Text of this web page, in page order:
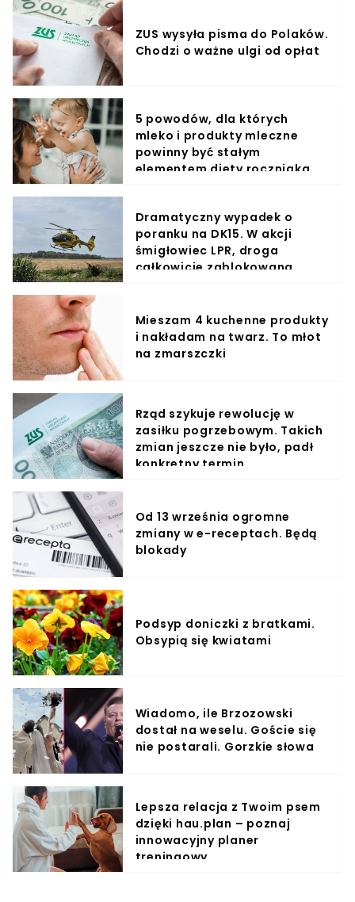
ZUS wysyła pisma do Polaków.
Chodzi o ważne ulgi od opłat
5 powodów, dla których
mleko i produkty mleczne
powinny być stałym
elementem diety roczniaka
Dramatyczny wypadek o
poranku na DK15. W akcji
śmigłowiec LPR, droga
całkowicie zablokowana
Mieszam 4 kuchenne produkty
i nakładam na twarz. To młot
na zmarszczki
Rząd szykuje rewolucję w
zasiłku pogrzebowym. Takich
zmian jeszcze nie było, padł
konkretny termin
Od 13 września ogromne
zmiany w e-receptach. Będą
blokady
Podsyp doniczki z bratkami.
Obsypią się kwiatami
Wiadomo, ile Brzozowski
dostał na weselu. Goście się
nie postarali. Gorzkie słowa
Lepsza relacja z Twoim psem
dzięki hau.plan – poznaj
innowacyjny planer
treningowy